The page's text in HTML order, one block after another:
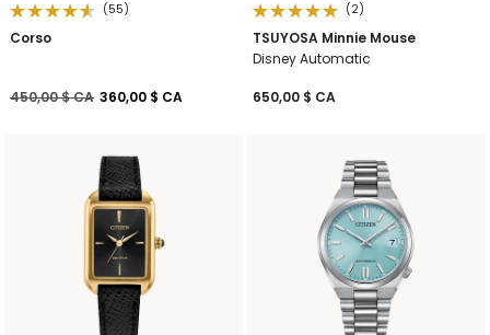
(55)
Corso
Prix réduit de
450,00 $ CAà360,00 $ CA
(2)
TSUYOSA Minnie Mouse
Disney Automatic
650,00 $ CA